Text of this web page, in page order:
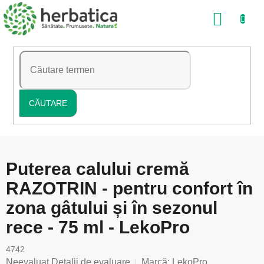
Treci
la
conținut
CĂUTARE
COŞ
Puterea calului cremă
RAZOTRIN - pentru confort în
zona gâtului și în sezonul
rece - 75 ml - LekoPro
4742
Evaluarea
Neevaluat Detalii de evaluare Marcă: LekoPro